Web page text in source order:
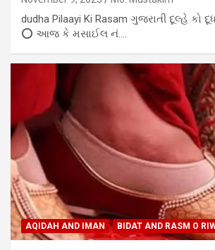
dudha Pilaayi Ki Rasam ગુજરાતી દૂલ્હે કો
⭕ આજ કે મસાઈલ નં.…
AQIDAH AND IMAN BIDAT AND RASM O